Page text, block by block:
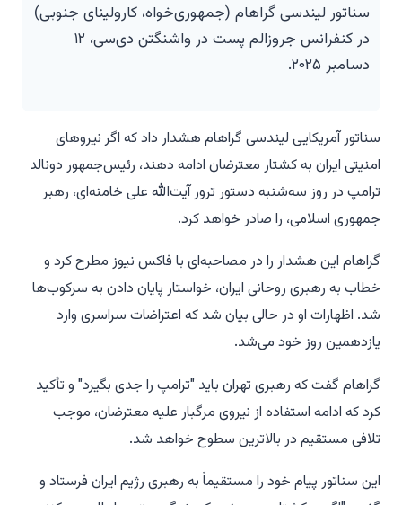
سناتور لیندسی گراهام (جمهوری‌خواه، کارولینای جنوبی)
در کنفرانس جروزالم پست در واشنگتن دی‌سی، ۱۲
دسامبر ۲۰۲۵.
سناتور آمریکایی لیندسی گراهام هشدار داد که اگر نیروهای
امنیتی ایران به کشتار معترضان ادامه دهند، رئیس‌جمهور دونالد
ترامپ در روز سه‌شنبه دستور ترور آیت‌الله علی خامنه‌ای، رهبر
جمهوری اسلامی، را صادر خواهد کرد.
گراهام این هشدار را در مصاحبه‌ای با فاکس نیوز مطرح کرد و
خطاب به رهبری روحانی ایران، خواستار پایان دادن به سرکوب‌ها
شد. اظهارات او در حالی بیان شد که اعتراضات سراسری وارد
یازدهمین روز خود می‌شد.
گراهام گفت که رهبری تهران باید "ترامپ را جدی بگیرد" و تأکید
کرد که ادامه استفاده از نیروی مرگبار علیه معترضان، موجب
تلافی مستقیم در بالاترین سطوح خواهد شد.
این سناتور پیام خود را مستقیماً به رهبری رژیم ایران فرستاد و